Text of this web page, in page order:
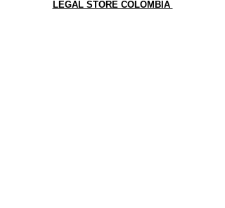
LEGAL STORE COLOMBIA